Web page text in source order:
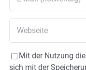
Mit der Nutzung
sich mit der